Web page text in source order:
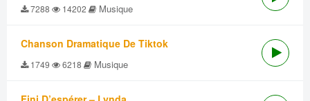
7288 14202 Musique
Chanson Dramatique De Tiktok
1749 6218 Musique